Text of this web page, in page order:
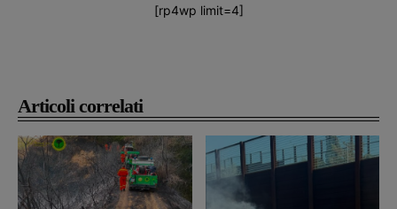
Articoli correlati
[rp4wp limit=4]